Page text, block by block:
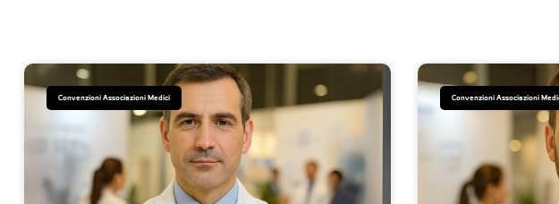
Convenzioni Associazioni Medici Convenzioni Associazioni